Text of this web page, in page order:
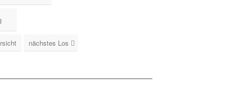
nächstes Los